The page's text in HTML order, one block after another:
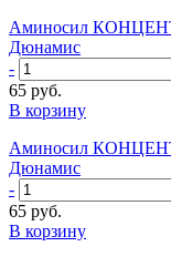
Аминосил
Дюнамис
-
65 руб.
В корзину
Аминосил
Дюнамис
-
65 руб.
В корзину